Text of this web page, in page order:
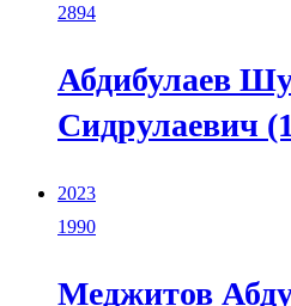
2894
Абдибулаев
Сидрулаевич
2023
1990
Меджитов